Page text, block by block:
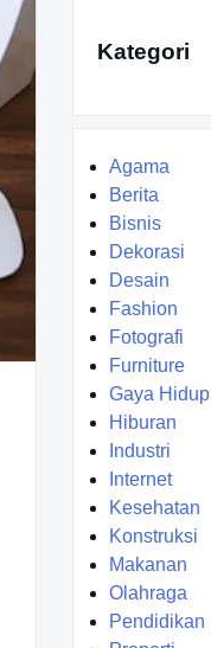
Kategori
Agama
Berita
Bisnis
Dekorasi
Desain
Fashion
Fotografi
Furniture
Gaya Hidup
Hiburan
Industri
Internet
Kesehatan
Konstruksi
Makanan
Olahraga
Pendidikan